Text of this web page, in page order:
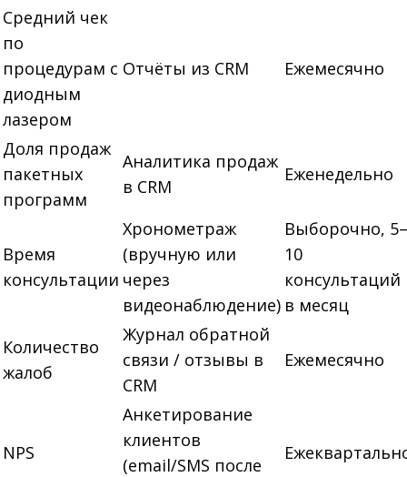
Средний чек
по
процедурам с
диодным
лазером
Отчёты из CRM Ежемесячно
Доля продаж
пакетных
программ
Аналитика продаж
в CRM
Еженедельно
Время
консультации
Хронометраж
(вручную или
через
видеонаблюдение)
Выборочно, 5–
10
консультаций
в месяц
Количество
жалоб
Журнал обратной
связи / отзывы в
CRM
Ежемесячно
NPS
Анкетирование
клиентов
(email/SMS после